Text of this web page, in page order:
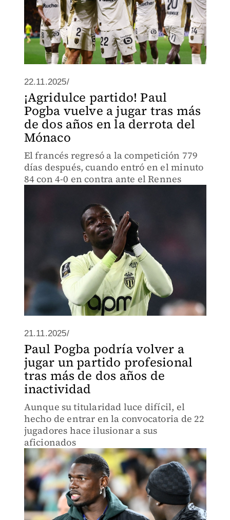
22.11.2025/
¡Agridulce partido! Paul
Pogba vuelve a jugar tras más
de dos años en la derrota del
Mónaco
El francés regresó a la competición 779
días después, cuando entró en el minuto
84 con 4-0 en contra ante el Rennes
21.11.2025/
Paul Pogba podría volver a
jugar un partido profesional
tras más de dos años de
inactividad
Aunque su titularidad luce difícil, el
hecho de entrar en la convocatoria de 22
jugadores hace ilusionar a sus
aficionados